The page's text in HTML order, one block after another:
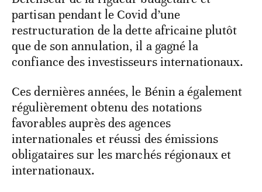
partisan pendant le Covid d’une
restructuration de la dette africaine plutôt
que de son annulation, il a gagné la
confiance des investisseurs internationaux.
Ces dernières années, le Bénin a également
régulièrement obtenu des notations
favorables auprès des agences
internationales et réussi des émissions
obligataires sur les marchés régionaux et
internationaux.